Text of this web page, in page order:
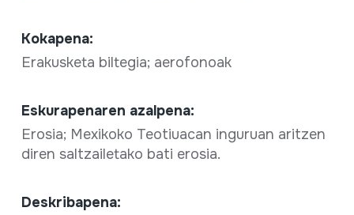
Kokapena:
Erakusketa biltegia; aerofonoak
Eskurapenaren azalpena:
Erosia; Mexikoko Teotiuacan inguruan aritzen
diren saltzailetako bati erosia.
Deskribapena: